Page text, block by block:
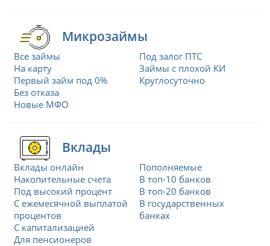
Микрозаймы
Все займы
На карту
Первый займ под 0%
Без отказа
Новые МФО
Под залог ПТС
Займы с плохой КИ
Круглосуточно
Вклады
Вклады онлайн
Накопительные счета
Под высокий процент
С ежемесячной выплатой
процентов
С капитализацией
Для пенсионеров
Пополняемые
В топ-10 банков
В топ-20 банков
В государственных
банках